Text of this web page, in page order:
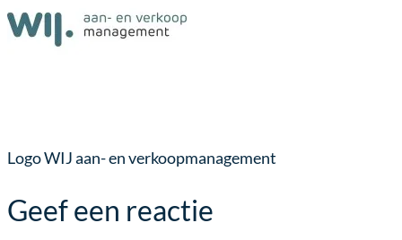
Logo WIJ aan- en verkoopmanagement
Geef een reactie